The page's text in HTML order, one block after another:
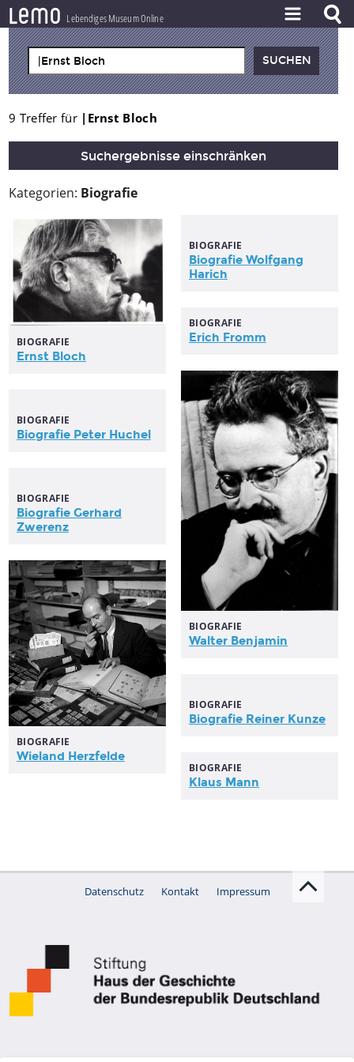
lemo Lebendiges Museum Online
ZEITSTRAHL
THEMEN
ZEITZEUGEN
BESTAND
9 Treffer für |Ernst Bloch
Suchergebnisse einschränken
Kategorien: Biografie
BIOGRAFIE
Ernst Bloch
BIOGRAFIE
Biografie Wolfgang
Harich
BIOGRAFIE
Erich Fromm
BIOGRAFIE
Walter Benjamin
BIOGRAFIE
Biografie Peter Huchel
BIOGRAFIE
Biografie Gerhard
Zwerenz
BIOGRAFIE
Wieland Herzfelde
BIOGRAFIE
Biografie Reiner Kunze
BIOGRAFIE
Klaus Mann
Datenschutz Kontakt Impressum